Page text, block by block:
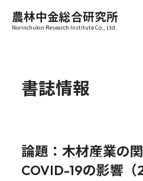
農林中金総合研究所
Norinchukin Research Institute Co., Ltd.
書誌情報
論題：木材産業の
COVID-19の影響（